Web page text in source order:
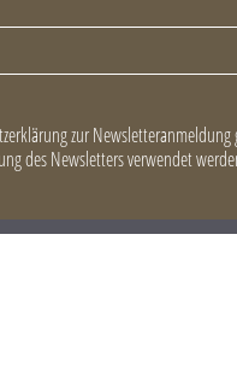
zur
des Newsletters verwendet